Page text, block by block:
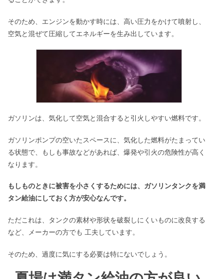
そのため、エンジンを動かす時には、高い圧力をかけて噴射し、
空気と混ぜて圧縮してエネルギーを生み出しています。
ガソリンは、気化して空気と混合すると引火しやすい燃料です。
ガソリンポンプの空いたスペースに、気化した燃料がたまってい
る状態で、もしも事故などがあれば、爆発や引火の危険性が高く
なります。
もしものときに被害を小さくするためには、ガソリンタンクを満
タン給油にしておく方が安心なんです。
ただこれは、タンクの素材や形状を破裂しにくいものに改良する
など、メーカーの方でも 工夫しています。
そのため、過度に気にする必要は特にないでしょう。